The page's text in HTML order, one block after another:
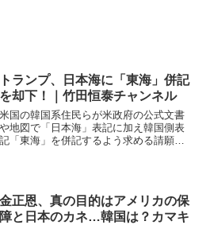
トランプ、日本海に「東海」併記
を却下！｜竹田恒泰チャンネル
米国の韓国系住民らが米政府の公式文書
や地図で「日本海」表記に加え韓国側表
記「東海」を併記するよう求める請願を
チャンネル-...
金正恩、真の目的はアメリカの保
障と日本のカネ…韓国は？カマキ